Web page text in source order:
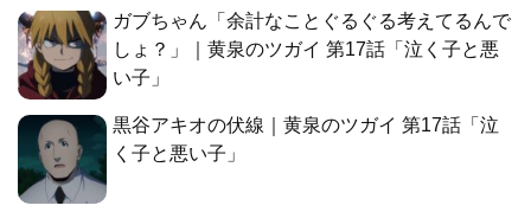
ガブちゃん「余計なことぐるぐる考えてるんで
しょ？」｜黄泉のツガイ 第17話「泣く子と悪
い子」
黒谷アキオの伏線｜黄泉のツガイ 第17話「泣
く子と悪い子」